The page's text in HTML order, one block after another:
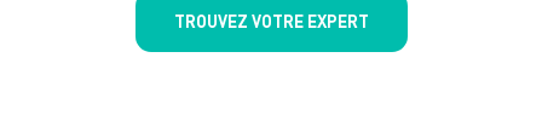
TROUVEZ VOTRE EXPERT